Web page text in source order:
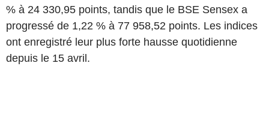
% à 24 330,95 points, tandis que le BSE Sensex a
progressé de 1,22 % à 77 958,52 points. Les indices
ont enregistré leur plus forte hausse quotidienne
depuis le 15 avril.